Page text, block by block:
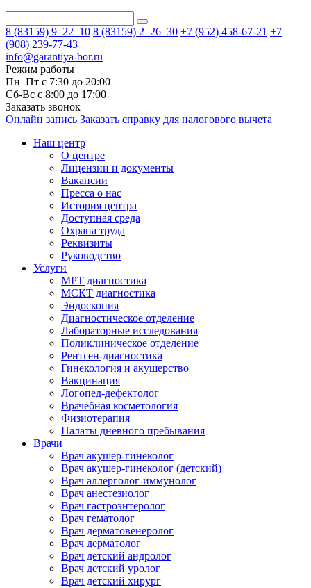
8 (83159) 9–22–10 8 (83159) 2–26–30 +7 (952) 458-67-21 +7
(908) 239-77-43
info@garantiya-bor.ru
Режим работы
Пн–Пт с 7:30 до 20:00
Cб-Вс с 8:00 до 17:00
Заказать звонок
Онлайн запись Заказать справку для налогового вычета
Наш центр
О центре
Лицензии и документы
Вакансии
Пресса о нас
История центра
Доступная среда
Охрана труда
Реквизиты
Руководство
Услуги
МРТ диагностика
МСКТ диагностика
Эндоскопия
Диагностическое отделение
Лабораторные исследования
Поликлиническое отделение
Рентген-диагностика
Гинекология и акушерство
Вакцинация
Логопед-дефектолог
Врачебная косметология
Физиотерапия
Палаты дневного пребывания
Врачи
Врач акушер-гинеколог
Врач акушер-гинеколог (детский)
Врач аллерголог-иммунолог
Врач анестезиолог
Врач гастроэнтеролог
Врач гематолог
Врач дерматовенеролог
Врач дерматолог
Врач детский андролог
Врач детский уролог
Врач детский хирург